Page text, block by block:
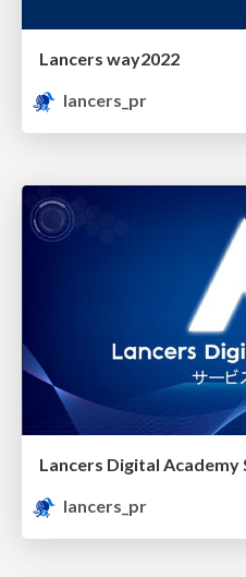
Lancers way2022
lancers_pr
Lancers Digital Academy
lancers_pr